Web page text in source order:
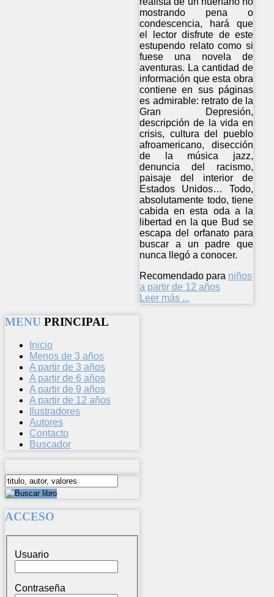
mostrando pena o
condescencia, hará que
el lector disfrute de este
estupendo relato como si
fuese una novela de
aventuras. La cantidad de
información que esta obra
contiene en sus páginas
es admirable: retrato de la
Gran Depresión,
descripción de la vida en
crisis, cultura del pueblo
afroamericano, disección
de la música jazz,
denuncia del racismo,
paisaje del interior de
Estados Unidos… Todo,
absolutamente todo, tiene
cabida en esta oda a la
libertad en la que Bud se
escapa del orfanato para
buscar a un padre que
nunca llegó a conocer.
Recomendado para niños
a partir de 12 años
Leer más ...
MENU PRINCIPAL
Inicio
Menos de 3 años
A partir de 3 años
A partir de 6 años
A partir de 9 años
A partir de 12 años
Ilustradores
Autores
Contacto
Buscador
ACCESO
Usuario
Contraseña